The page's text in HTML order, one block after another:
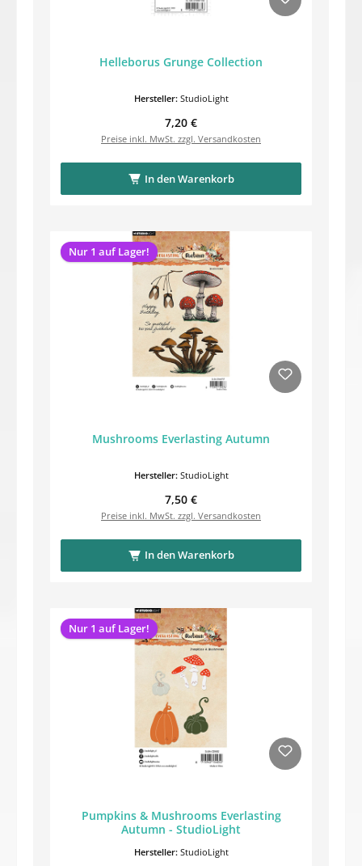
Helleborus Grunge Collection
Hersteller: StudioLight
Regulärer Preis:
7,20 €
Preise inkl. MwSt. zzgl. Versandkosten
In den Warenkorb
Nur 1 auf Lager!
Mushrooms Everlasting Autumn
Hersteller: StudioLight
Regulärer Preis:
7,50 €
Preise inkl. MwSt. zzgl. Versandkosten
In den Warenkorb
Nur 1 auf Lager!
Pumpkins & Mushrooms Everlasting
Autumn - StudioLight
Hersteller: StudioLight